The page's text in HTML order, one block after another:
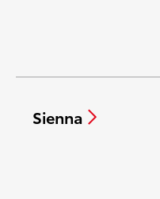
Sienna